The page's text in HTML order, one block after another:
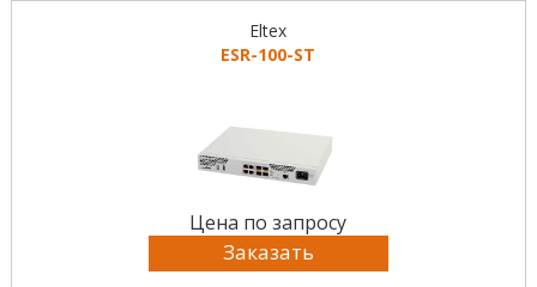
Eltex
ESR-100-ST
Цена по запросу
Заказать